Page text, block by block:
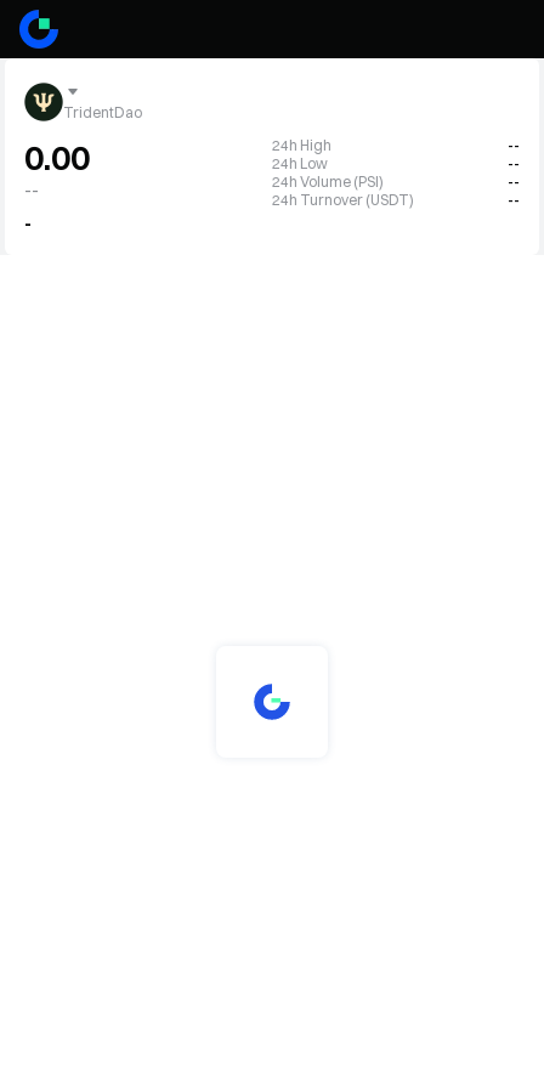
TridentDao
0.00
--
-
24h High
--
24h Low
--
24h Volume (PSI)
--
24h Turnover (USDT)
--